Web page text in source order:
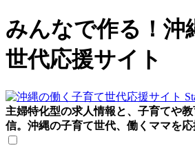
みんなで作る！沖
世代応援サイト
主婦特化型の求人情報と、子育てや
信。沖縄の子育て世代、働くママを応